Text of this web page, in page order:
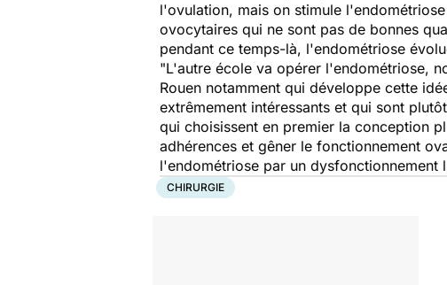
l'ovulation, mais on stimule
ovocytaires qui ne sont pas de bonnes
pendant ce temps-là, l'endométriose
"L'autre école va opérer l'endométriose,
Rouen notamment qui développe cette
extrêmement intéressants et qui sont
qui choisissent en premier la conception
adhérences et gêner le fonctionnement
l'endométriose par un dysfonctionnement
CHIRURGIE